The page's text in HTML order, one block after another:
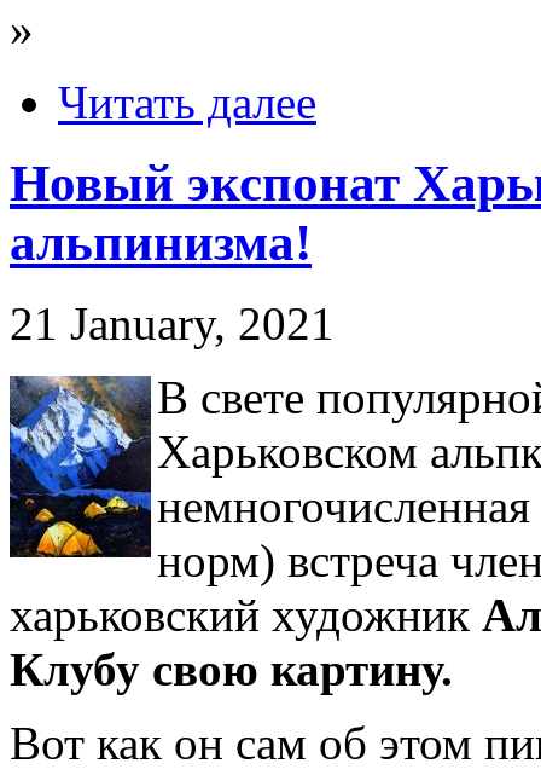
»
Читать далее
Новый экспонат
альпинизма!
21 January, 2021
В свете
Харьковском
норм) встреча
харьковский художник
Клубу свою картину.
Вот как он сам об этом